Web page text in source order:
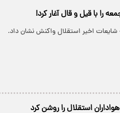
را با قیل و قال آغار کرد!
شایعات اخیر استقلال واکنش نشان داد.
استقلال را روشن کرد